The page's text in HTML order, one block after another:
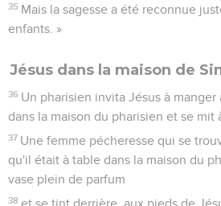
35 Mais la sagesse a été reconnue
enfants. »
Jésus dans la maison de
36 Un pharisien invita Jésus à
dans la maison du pharisien et se mit
37 Une femme pécheresse qui se
qu'il était à table dans la maison du
vase plein de parfum
38 et se tint derrière, aux pieds de